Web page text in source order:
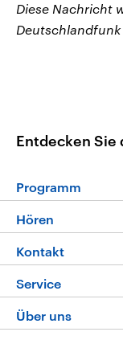
Diese Nachricht
Entdecken Sie
Programm
Programm
Die
Neue
Hören
Livestream
Podcasts
Kontakt
Service
FAQ
Über uns